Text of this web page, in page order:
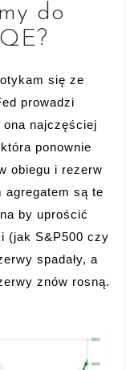
do
się ze
prowadzi
najczęściej
ponownie
obiegu i rezerw
agregatem są te
by uprościć
(jak S&P500 czy
spadały, a
znów rosną.